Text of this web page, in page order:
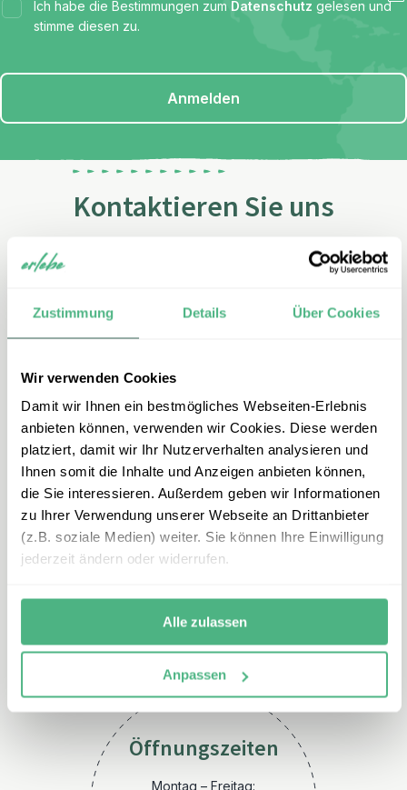
Zustimmung Details Über Cookies
Wir verwenden Cookies
Damit wir Ihnen ein bestmögliches Webseiten-Erlebnis
anbieten können, verwenden wir Cookies. Diese werden
platziert, damit wir Ihr Nutzerverhalten analysieren und
Ihnen somit die Inhalte und Anzeigen anbieten können,
die Sie interessieren. Außerdem geben wir Informationen
zu Ihrer Verwendung unserer Webseite an Drittanbieter
(z.B. soziale Medien) weiter. Sie können Ihre Einwilligung
jederzeit ändern oder widerrufen.
Alle zulassen
Anpassen
Ich habe die Bestimmungen zum Datenschutz gelesen und
stimme diesen zu.
Anmelden
Kontaktieren Sie uns
E-Mail
Öffnungszeiten
Montag – Freitag: